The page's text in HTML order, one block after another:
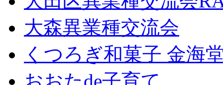
大森異業種交流会
くつろぎ和菓子 金海
おおたde子育て